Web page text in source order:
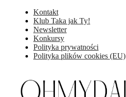
Kontakt
Klub Taka jak Ty!
Newsletter
Konkursy
Polityka prywatności
Polityka plików cookies (EU)